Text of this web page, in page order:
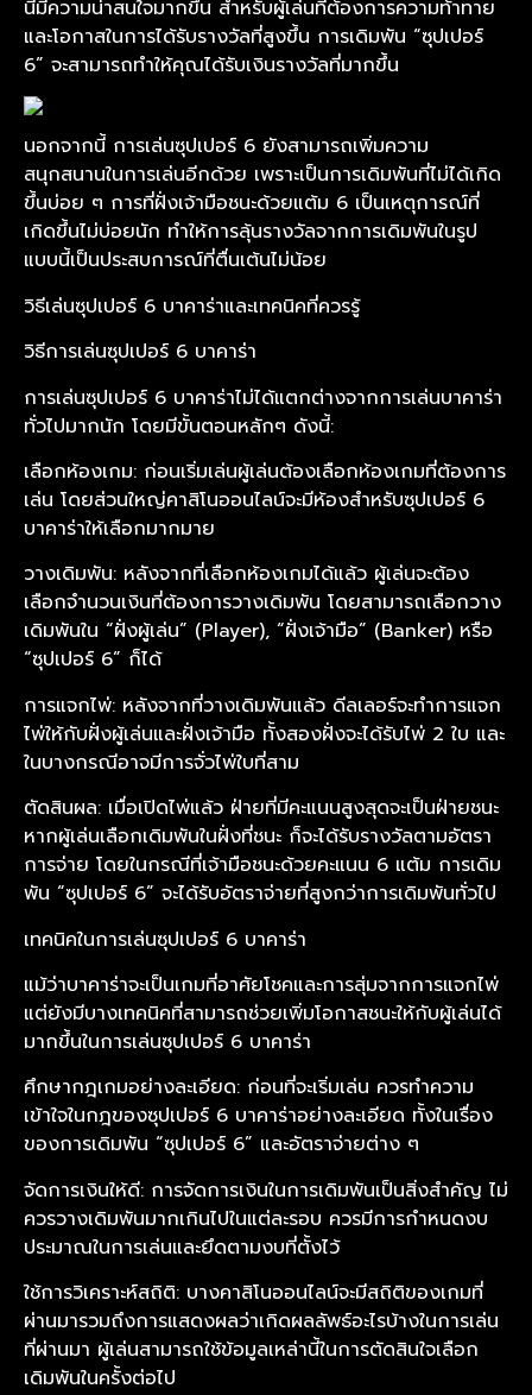
นี้มีความน่าสนใจมากขึ้น สำหรับผู้เล่นที่ต้องการความท้าทาย
และโอกาสในการได้รับรางวัลที่สูงขึ้น การเดิมพัน “ซุปเปอร์
6” จะสามารถทำให้คุณได้รับเงินรางวัลที่มากขึ้น
นอกจากนี้ การเล่นซุปเปอร์ 6 ยังสามารถเพิ่มความ
สนุกสนานในการเล่นอีกด้วย เพราะเป็นการเดิมพันที่ไม่ได้เกิด
ขึ้นบ่อย ๆ การที่ฝั่งเจ้ามือชนะด้วยแต้ม 6 เป็นเหตุการณ์ที่
เกิดขึ้นไม่บ่อยนัก ทำให้การลุ้นรางวัลจากการเดิมพันในรูป
แบบนี้เป็นประสบการณ์ที่ตื่นเต้นไม่น้อย
วิธีเล่นซุปเปอร์ 6 บาคาร่าและเทคนิคที่ควรรู้
วิธีการเล่นซุปเปอร์ 6 บาคาร่า
การเล่นซุปเปอร์ 6 บาคาร่าไม่ได้แตกต่างจากการเล่นบาคาร่า
ทั่วไปมากนัก โดยมีขั้นตอนหลักๆ ดังนี้:
เลือกห้องเกม: ก่อนเริ่มเล่นผู้เล่นต้องเลือกห้องเกมที่ต้องการ
เล่น โดยส่วนใหญ่คาสิโนออนไลน์จะมีห้องสำหรับซุปเปอร์ 6
บาคาร่าให้เลือกมากมาย
วางเดิมพัน: หลังจากที่เลือกห้องเกมได้แล้ว ผู้เล่นจะต้อง
เลือกจำนวนเงินที่ต้องการวางเดิมพัน โดยสามารถเลือกวาง
เดิมพันใน “ฝั่งผู้เล่น” (Player), “ฝั่งเจ้ามือ” (Banker) หรือ
“ซุปเปอร์ 6” ก็ได้
การแจกไพ่: หลังจากที่วางเดิมพันแล้ว ดีลเลอร์จะทำการแจก
ไพ่ให้กับฝั่งผู้เล่นและฝั่งเจ้ามือ ทั้งสองฝั่งจะได้รับไพ่ 2 ใบ และ
ในบางกรณีอาจมีการจั่วไพ่ใบที่สาม
ตัดสินผล: เมื่อเปิดไพ่แล้ว ฝ่ายที่มีคะแนนสูงสุดจะเป็นฝ่ายชนะ
หากผู้เล่นเลือกเดิมพันในฝั่งที่ชนะ ก็จะได้รับรางวัลตามอัตรา
การจ่าย โดยในกรณีที่เจ้ามือชนะด้วยคะแนน 6 แต้ม การเดิม
พัน “ซุปเปอร์ 6” จะได้รับอัตราจ่ายที่สูงกว่าการเดิมพันทั่วไป
เทคนิคในการเล่นซุปเปอร์ 6 บาคาร่า
แม้ว่าบาคาร่าจะเป็นเกมที่อาศัยโชคและการสุ่มจากการแจกไพ่
แต่ยังมีบางเทคนิคที่สามารถช่วยเพิ่มโอกาสชนะให้กับผู้เล่นได้
มากขึ้นในการเล่นซุปเปอร์ 6 บาคาร่า
ศึกษากฎเกมอย่างละเอียด: ก่อนที่จะเริ่มเล่น ควรทำความ
เข้าใจในกฎของซุปเปอร์ 6 บาคาร่าอย่างละเอียด ทั้งในเรื่อง
ของการเดิมพัน “ซุปเปอร์ 6” และอัตราจ่ายต่าง ๆ
จัดการเงินให้ดี: การจัดการเงินในการเดิมพันเป็นสิ่งสำคัญ ไม่
ควรวางเดิมพันมากเกินไปในแต่ละรอบ ควรมีการกำหนดงบ
ประมาณในการเล่นและยึดตามงบที่ตั้งไว้
ใช้การวิเคราะห์สถิติ: บางคาสิโนออนไลน์จะมีสถิติของเกมที่
ผ่านมารวมถึงการแสดงผลว่าเกิดผลลัพธ์อะไรบ้างในการเล่น
ที่ผ่านมา ผู้เล่นสามารถใช้ข้อมูลเหล่านี้ในการตัดสินใจเลือก
เดิมพันในครั้งต่อไป